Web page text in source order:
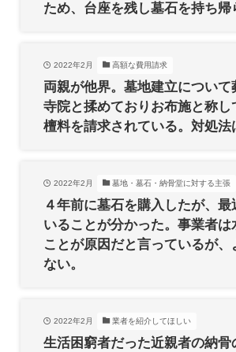
ため、台座を残し墓石を持ち帰
2022年2月 高額な費用請求
両親が他界。墓地建立について
寺院と揉めておりお布施と称し
檀料を請求されている。対処法
2022年2月 墓地・墓石・納骨堂に対する主張
４年前に墓石を購入したが、最
いることが分かった。事業者は
ことが原因だと言っているが、
ない。
2022年2月 業者を紹介してほしい
生活困窮者だった近親者の納骨